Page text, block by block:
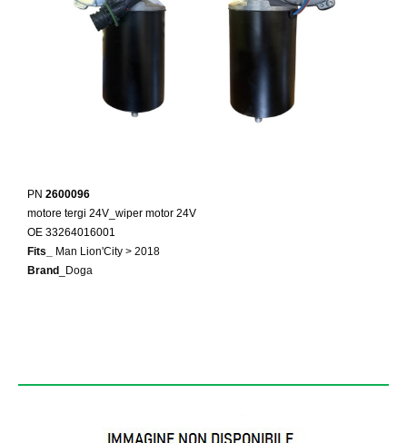
PN 2600096
motore tergi 24V_wiper motor 24V
OE 33264016001
Fits_
Man Lion'City > 2018
Brand
_Doga